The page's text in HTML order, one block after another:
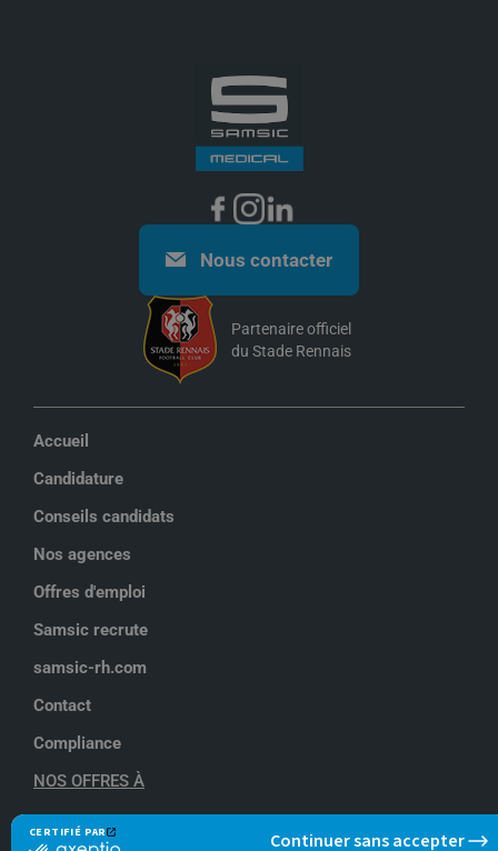
Nous contacter
Partenaire officiel
du Stade Rennais
Accueil
Candidature
Conseils candidats
Nos agences
Offres d'emploi
Samsic recrute
samsic-rh.com
Contact
Compliance
NOS OFFRES À
Lyon